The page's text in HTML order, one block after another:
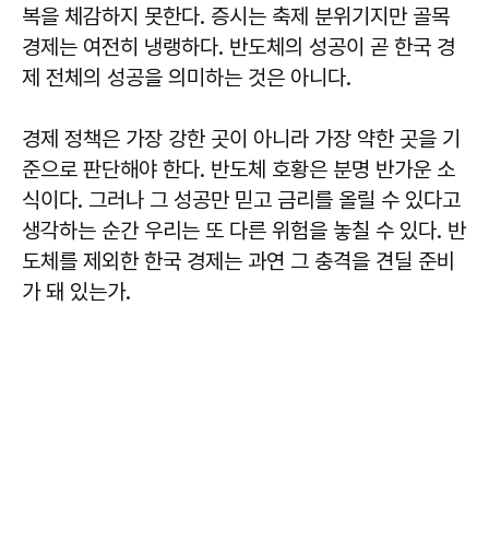
복을 체감하지 못한다. 증시는 축제 분위기지만 골목
경제는 여전히 냉랭하다. 반도체의 성공이 곧 한국 경
제 전체의 성공을 의미하는 것은 아니다.
경제 정책은 가장 강한 곳이 아니라 가장 약한 곳을 기
준으로 판단해야 한다. 반도체 호황은 분명 반가운 소
식이다. 그러나 그 성공만 믿고 금리를 올릴 수 있다고
생각하는 순간 우리는 또 다른 위험을 놓칠 수 있다. 반
도체를 제외한 한국 경제는 과연 그 충격을 견딜 준비
가 돼 있는가.